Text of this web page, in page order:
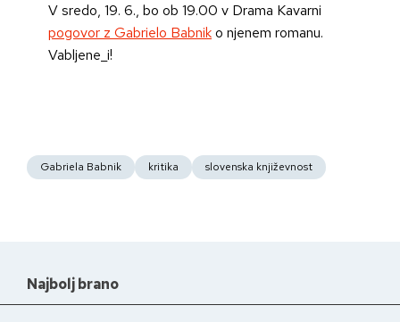
V sredo, 19. 6., bo ob 19.00 v Drama Kavarni
pogovor z Gabrielo Babniko njenem romanu.
Vabljene_i!
Gabriela Babnik kritika slovenska književnost
Najbolj brano